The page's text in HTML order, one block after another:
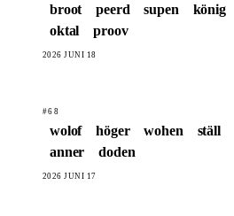
broot peerd supen könig
oktal
proov
2026 JUNI 18
#68
wolof höger wohen ställ
anner
doden
2026 JUNI 17